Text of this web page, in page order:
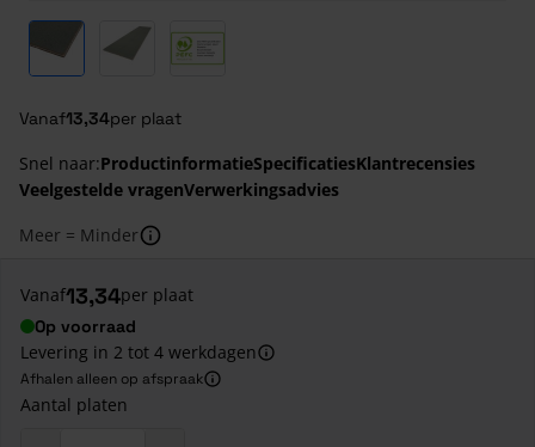
View larger image
View larger imageView larger image
Vanaf13,34per plaat
Snel naar:ProductinformatieSpecificatiesKlantrecensies
Veelgestelde vragenVerwerkingsadvies
Meer = Minder
Vanaf13,34per plaat
Op voorraad
Levering in 2 tot 4 werkdagen
Afhalen alleen op afspraak
Aantal platen